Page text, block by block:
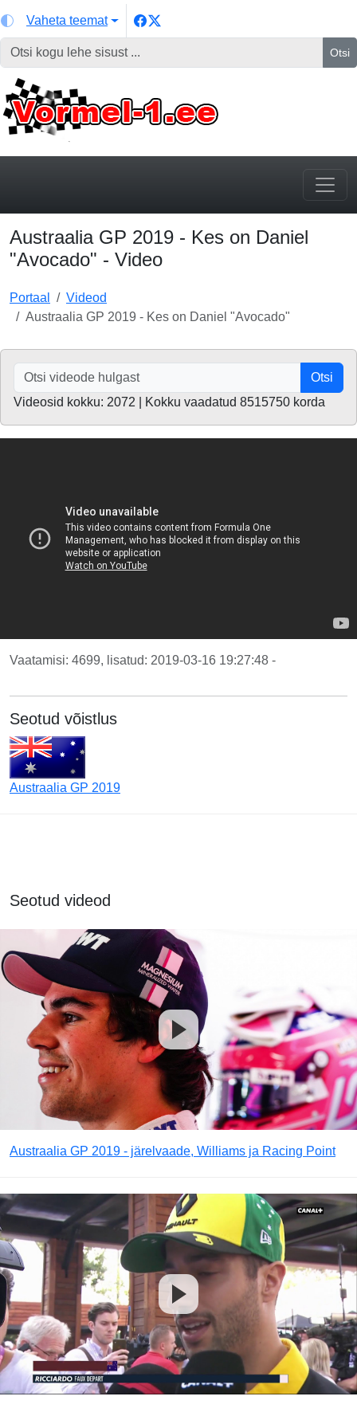
Vaheta teemat
Otsi
Austraalia GP 2019 - Kes on Daniel
"Avocado" - Video
Portaal
Videod
Austraalia GP 2019 - Kes on Daniel "Avocado"
Otsi
Videosid kokku: 2072 | Kokku vaadatud 8515750 korda
Vaatamisi: 4699, lisatud: 2019-03-16 19:27:48 -
Seotud võistlus
Austraalia GP 2019
Seotud videod
Austraalia GP 2019 - järelvaade, Williams ja Racing Point